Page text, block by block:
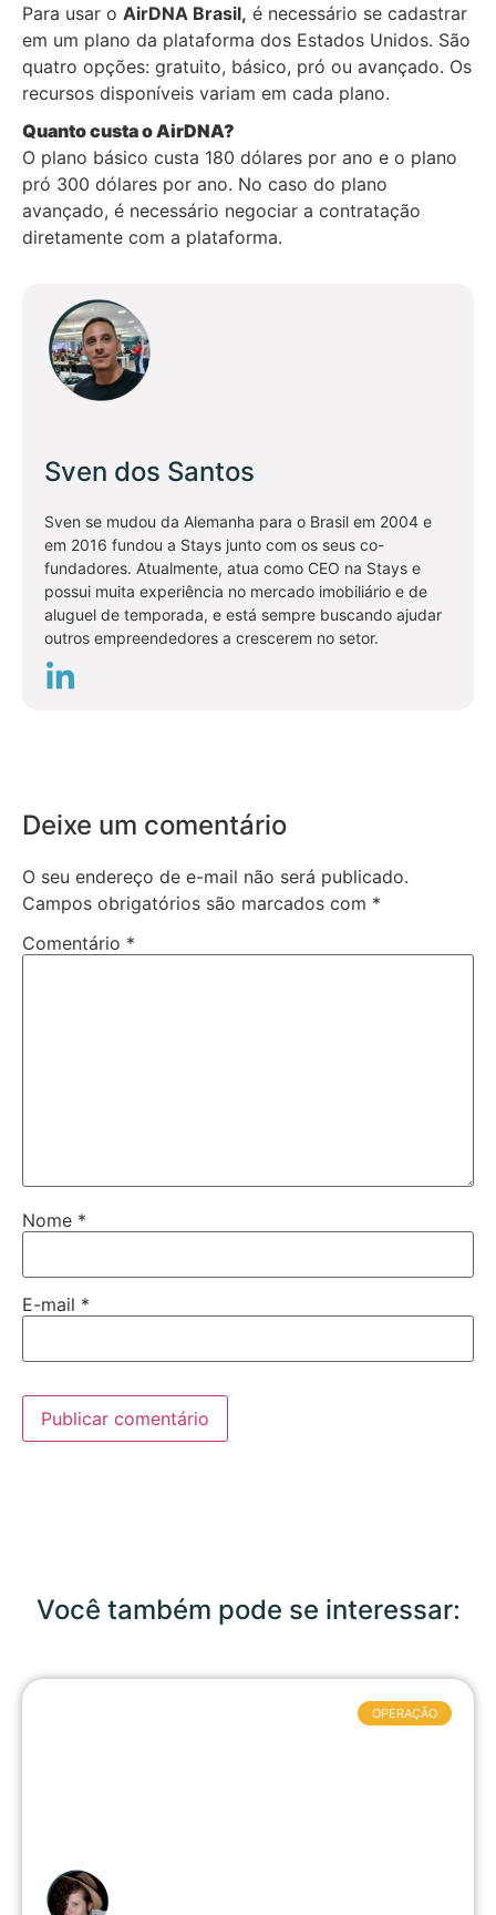
Para usar o AirDNA Brasil, é necessário se cadastrar
em um plano da plataforma dos Estados Unidos. São
quatro opções: gratuito, básico, pró ou avançado. Os
recursos disponíveis variam em cada plano.
Quanto custa o AirDNA?
O plano básico custa 180 dólares por ano e o plano
pró 300 dólares por ano. No caso do plano
avançado, é necessário negociar a contratação
diretamente com a plataforma.
Sven dos Santos
Sven se mudou da Alemanha para o Brasil em 2004 e
em 2016 fundou a Stays junto com os seus co-
fundadores. Atualmente, atua como CEO na Stays e
possui muita experiência no mercado imobiliário e de
aluguel de temporada, e está sempre buscando ajudar
outros empreendedores a crescerem no setor.
Deixe um comentário
O seu endereço de e-mail não será publicado.
Campos obrigatórios são marcados com *
Comentário *
Nome *
E-mail *
Você também pode se interessar:
OPERAÇÃO